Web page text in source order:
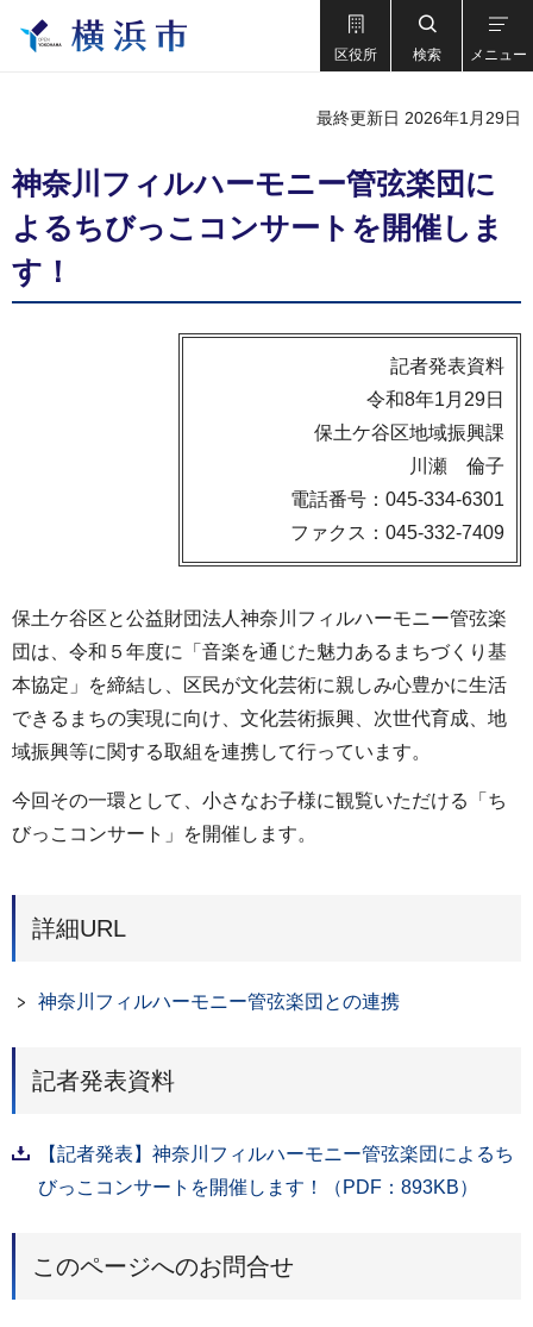
区役所 検索 メニュー
最終更新日 2026年1月29日
神奈川フィルハーモニー管弦楽団に
よるちびっこコンサートを開催しま
す！
記者発表資料
令和8年1月29日
保土ケ谷区地域振興課
川瀬 倫子
電話番号：045-334-6301
ファクス：045-332-7409
保土ケ谷区と公益財団法人神奈川フィルハーモニー管弦楽
団は、令和５年度に「音楽を通じた魅力あるまちづくり基
本協定」を締結し、区民が文化芸術に親しみ心豊かに生活
できるまちの実現に向け、文化芸術振興、次世代育成、地
域振興等に関する取組を連携して行っています。
今回その一環として、小さなお子様に観覧いただける「ち
びっこコンサート」を開催します。
詳細URL
神奈川フィルハーモニー管弦楽団との連携
記者発表資料
【記者発表】神奈川フィルハーモニー管弦楽団によるち
びっこコンサートを開催します！（PDF：893KB）
このページへのお問合せ